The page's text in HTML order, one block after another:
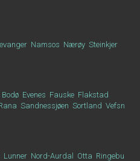
Namsos Nærøy Steinkjer
Bodø Evenes Fauske Flakstad
Sandnessjøen Sortland Vefsn
Lunner Nord-Aurdal Otta Ringebu